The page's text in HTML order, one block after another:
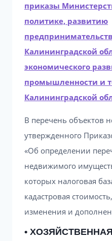
приказы
политике, развитию
Калининградской
экономического
промышленности и
Калининградской
В перечень объектов
утвержденного
«Об определении
недвижимого
которых налоговая
кадастровая
изменения и
•